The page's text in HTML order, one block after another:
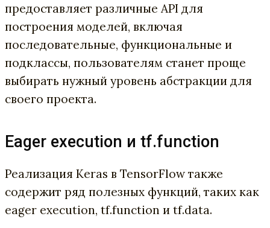
предоставляет различные API для
построения моделей, включая
последовательные, функциональные и
подклассы, пользователям станет проще
выбирать нужный уровень абстракции для
своего проекта.
Eager execution и tf.function
Реализация Keras в TensorFlow также
содержит ряд полезных функций, таких как
eager execution, tf.function и tf.data.